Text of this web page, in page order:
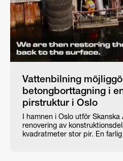
Vattenbilning
betongborttagning i
pirstruktur i Oslo
I hamnen i Oslo utför
renovering av
kvadratmeter stor pir. En